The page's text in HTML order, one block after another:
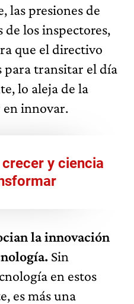
las presiones de
de los inspectores,
que el directivo
para transitar el día
lo aleja de la
innovar.
y ciencia
la innovación
Sin
en estos
es más una